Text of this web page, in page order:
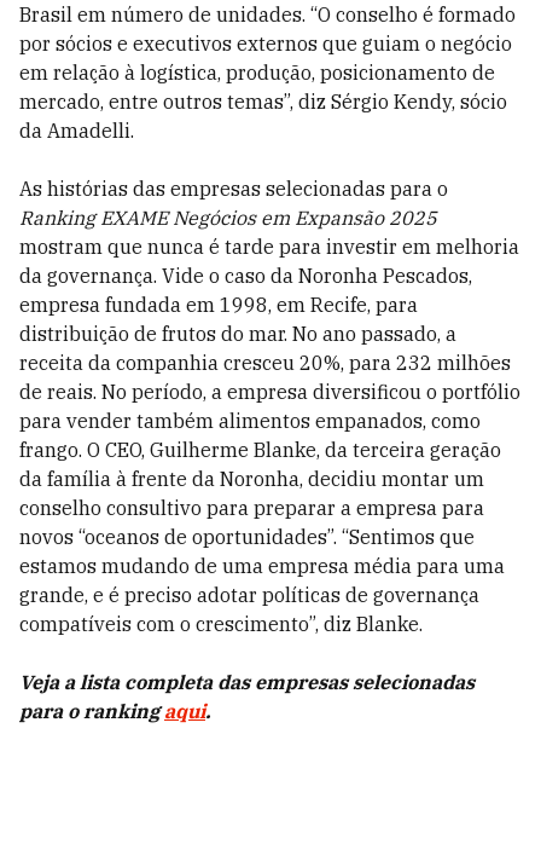
Brasil em número de unidades. “O conselho é formado
por sócios e executivos externos que guiam o negócio
em relação à logística, produção, posicionamento de
mercado, entre outros temas”, diz Sérgio Kendy, sócio
da Amadelli.
As histórias das empresas selecionadas para o
Ranking EXAME Negócios em Expansão 2025
mostram que nunca é tarde para investir em melhoria
da governança. Vide o caso da Noronha Pescados,
empresa fundada em 1998, em Recife, para
distribuição de frutos do mar. No ano passado, a
receita da companhia cresceu 20%, para 232 milhões
de reais. No período, a empresa diversificou o portfólio
para vender também alimentos empanados, como
frango. O CEO, Guilherme Blanke, da terceira geração
da família à frente da Noronha, decidiu montar um
conselho consultivo para preparar a empresa para
novos “oceanos de oportunidades”. “Sentimos que
estamos mudando de uma empresa média para uma
grande, e é preciso adotar políticas de governança
compatíveis com o crescimento”, diz Blanke.
Veja a lista completa das empresas selecionadas
para o rankingaqui.